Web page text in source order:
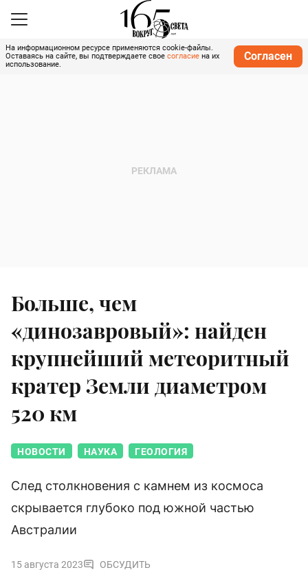
На информационном ресурсе применяются cookie-файлы.
Оставаясь на сайте, вы подтверждаете свое согласие на их
использование.
Согласен
Больше, чем
«динозавровый»: найден
крупнейший метеоритный
кратер Земли диаметром
520 км
НОВОСТИ НАУКА ГЕОЛОГИЯ
След столкновения с камнем из космоса
скрывается глубоко под южной частью
Австралии
15 августа 2023 ОБСУДИТЬ